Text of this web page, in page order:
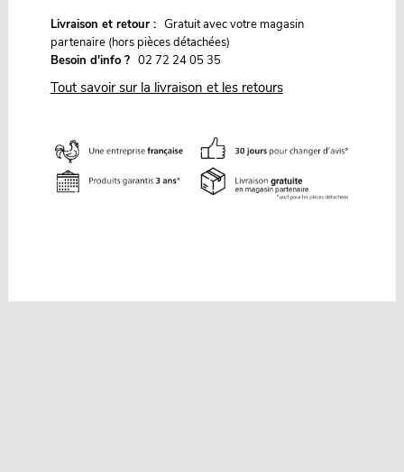
Livraison et retour : Gratuit avec votre magasin
partenaire (hors pièces détachées)
Besoin d'info ? 02 72 24 05 35
Tout savoir sur la livraison et les retours